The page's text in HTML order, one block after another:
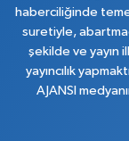
haberciliğinde
suretiyle,
şekilde ve yayın
yayıncılık
AJANSI